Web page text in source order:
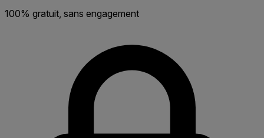
100% gratuit, sans engagement